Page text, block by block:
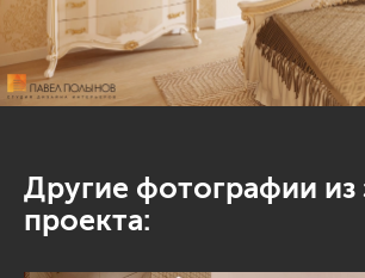
Другие фотографии из
проекта: